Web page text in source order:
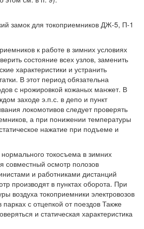
замок для токоприемников ДЖ-5, П-1
к работе в зимних условиях
состояние всех узлов, заменить
характеристики и устранить
В этот период обязательна
с нрожировкой кожаных манжет. В
заходе э.п.с. в депо и пункт
локомотивов следует проверять
а при понижении температуры
нажатие при подъеме и
токосъема в зимних
совместный осмотр полозов
и работниками дистанций
производят в пунктах оборота. При
воздуха токоприемники электровозов
с отцепкой от поездов Также
и статическая характеристика